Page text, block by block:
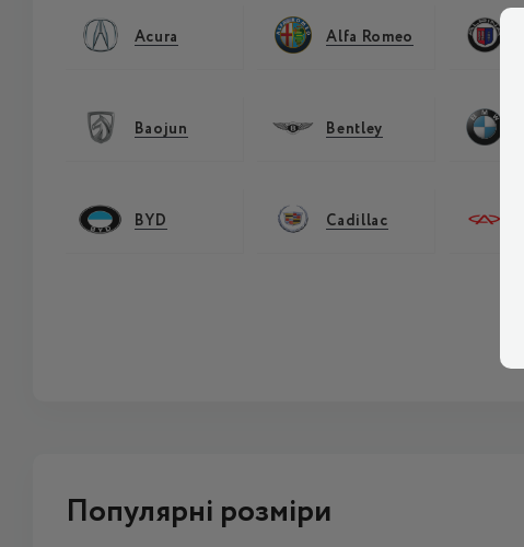
Acura Alfa Romeo
Baojun Bentley
BYD Cadillac
Популярні розміри